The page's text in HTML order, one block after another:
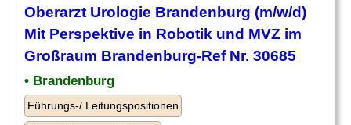
Oberarzt Urologie Brandenburg (m/w/d)
Mit Perspektive in Robotik und MVZ im
Großraum Brandenburg-Ref Nr. 30685
• Brandenburg
Führungs-/ Leitungspositionen